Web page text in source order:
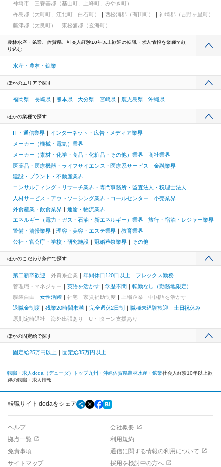
神埼市
三養基郡（基山町、上峰町、みやき町）
杵島郡（大町町、江北町、白石町）
西松浦郡（有田町）
神埼郡（吉野ヶ里町）
藤津郡（太良町）
東松浦郡（玄海町）
農林水産・鉱業、佐賀県、社会人経験10年以上歓迎の転職・求人情報を業種で絞
り込む
水産・農林・鉱業
ほかのエリアで探す
福岡県 長崎県 熊本県 大分県 宮崎県 鹿児島県 沖縄県
ほかの業種で探す
IT・通信業界
インターネット・広告・メディア業界
メーカー（機械・電気）業界
メーカー（素材・化学・食品・化粧品・その他）業界
商社業界
医薬品・医療機器・ライフサイエンス・医療系サービス
金融業界
建設・プラント・不動産業界
コンサルティング・リサーチ業界・専門事務所・監査法人・税理士法人
人材サービス・アウトソーシング業界・コールセンター
小売業界
外食産業・飲食業界
運輸・物流業界
エネルギー（電力・ガス・石油・新エネルギー）業界
旅行・宿泊・レジャー業界
警備・清掃業界
理容・美容・エステ業界
教育業界
公社・官公庁・学校・研究施設
冠婚葬祭業界 その他
ほかのこだわり条件で探す
第二新卒歓迎 外資系企業 年間休日120日以上
フレックス勤務
管理職・マネジャー
英語を活かす 学歴不問
転勤なし（勤務地限定）
服装自由
女性活躍 社宅・家賃補助制度 上場企業
中国語を活かす
退職金制度
残業20時間未満 完全週休2日制 職種未経験歓迎
土日祝休み
原則定時退社
海外出張あり U・Iターン支援あり
ほかの固定給で探す
固定給25万円以上 固定給35万円以上
転職・求人doda（デューダ）トップ九州・沖縄佐賀県農林水産・鉱業社会人経験10年以上歓
迎の転職・求人情報
転職サイト dodaをシェア
ヘルプ
会社概要
拠点一覧
利用規約
免責事項
通信に関する情報の利用について
サイトマップ
採用を検討中の方へ